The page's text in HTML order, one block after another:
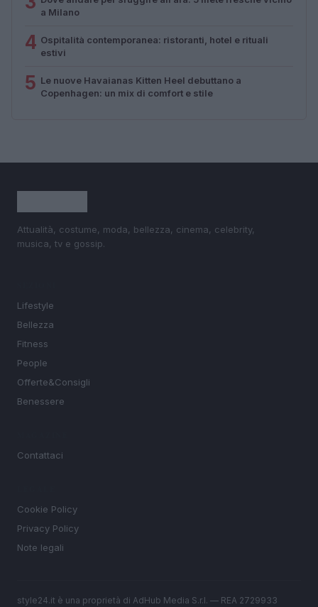
a Milano
4 Ospitalità contemporanea: ristoranti, hotel e rituali
estivi
5 Le nuove Havaianas Kitten Heel debuttano a
Copenhagen: un mix di comfort e stile
Attualità, costume, moda, bellezza, cinema, celebrity,
musica, tv e gossip.
Lifestyle
Bellezza
Fitness
People
Offerte&Consigli
Benessere
Contattaci
Cookie Policy
Privacy Policy
Note legali
style24.it è una proprietà di AdHub Media S.r.l. — REA 2729933